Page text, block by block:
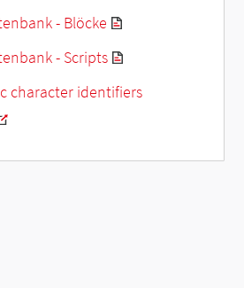
- Blöcke
- Scripts
character identifiers